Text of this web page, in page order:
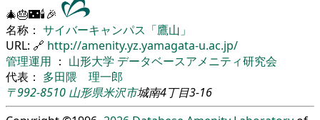
🎄🎂🌃🕯🎉
名称： サイバーキャンパス「鷹山」
URL: 🔗 http://amenity.yz.yamagata-u.ac.jp/
管理運用 ： 山形大学 データベースアメニティ研究会
代表： 多田隈 理一郎
〒992-8510 山形県米沢市城南4丁目3-16